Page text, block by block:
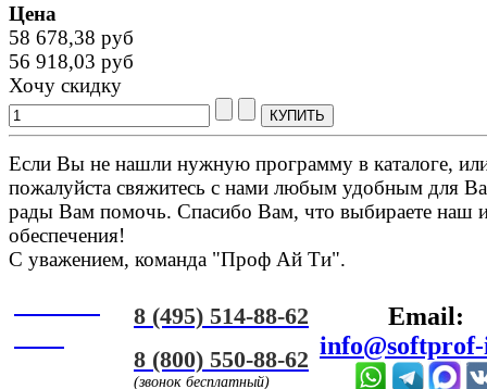
Цена
58 678,38 руб
56 918,03 руб
Хочу скидку
Если Вы не нашли нужную программу в каталоге,
пожалуйста свяжитесь с нами любым удобным для
рады Вам помочь. Спасибо Вам, что выбираете наш
обеспечения!
С уважением, команда "Проф Ай Ти".
8 (495) 514-88-62
8 (800) 550-88-62
(звонок бесплатный)
Email: